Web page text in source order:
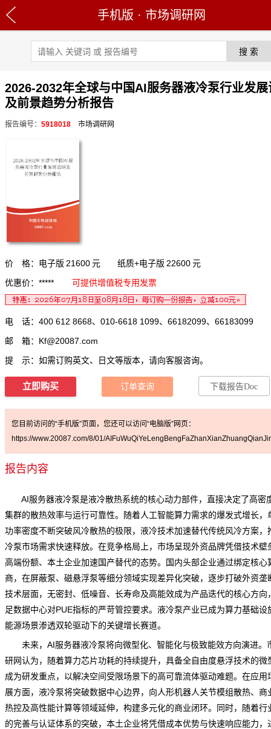
手机版 · 市场调研网
2026-2032年全球与中国AI服务器液冷泵行业发展
及前景趋势分析报告
报告编号： 5918018 市场调研网
价 格：电子版 21600 元 纸质+电子版 22600 元
优惠价：*****
可提供增值税专用发票
电 话：400 612 8668、010-6618 1099、66182099、66183099
邮 箱： Kf@20087.com
提 示：如需订购英文、日文等版本，请向客服咨询。
立即购买 订单查询 下载报告Doc
您目前访问的“手机版”页面，您还可以访问“电脑版”网页：
https://www.20087.com/8/01/
报告内容
AI服务器液冷泵是液冷散热系统的核心动力部件，直接决定了高密
集群的散热效率与运行可靠性。随着人工智能算力需求的爆发式增长，
功率密度不断突破风冷散热的极限，液冷技术加速替代传统风冷方案，
冷泵市场需求快速释放。在竞争格局上，市场呈现外资品牌凭借技术壁
高端份额、本土企业加速国产替代的态势。国内头部企业通过绑定核心
商，在屏蔽泵、磁悬浮泵等细分领域实现差异化突破，逐步打破外资垄
技术层面，无密封、低噪音、长寿命及高能效成为产品迭代的核心方向
足数据中心对PUE指标的严苛管控要求。液冷泵产业已成为算力基础设
能源场景渗透双轮驱动下的关键增长赛道。
未来，AI服务器液冷泵将向微型化、智能化与极致能效方向演进。
研网认为，随着算力芯片功耗的持续提升，具备全自由度悬浮技术的微
成为研发重点，以解决空间受限场景下的高可靠流体驱动难题。在应用
展方面，液冷泵将突破数据中心边界，向人形机器人关节模组散热、商
热控及高性能计算等领域延伸，构建多元化的商业闭环。同时，随着行
的完善与认证体系的突破，本土企业将凭借成本优势与快速响应能力，